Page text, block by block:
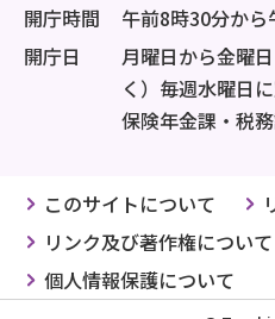
開庁時間
午前8時30分か
開庁日
月曜日から金曜
く）毎週水曜日
保険年金課・税務
このサイトについて
リンク及び著作権について
個人情報保護について